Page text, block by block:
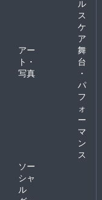
ル
ス
ケ
ア
アー
ト・
写真
舞
台
・
パ
フ
ォ
ー
マ
ン
ス
ソー
シャ
ル